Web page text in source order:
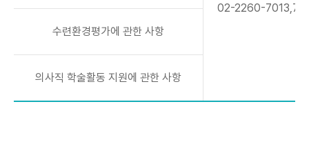
02-2260-
수련환경평가에 관한 사항
의사직 학술활동 지원에 관한 사항